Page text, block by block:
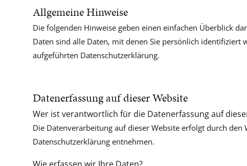
Allgemeine Hinweise
Die folgenden Hinweise geben einen einfachen Überblick
Daten sind alle Daten, mit denen Sie persönlich
aufgeführten Datenschutzerklärung.
Datenerfassung auf dieser Website
Wer ist verantwortlich für die Datenerfassung auf
Die Datenverarbeitung auf dieser Website erfolgt durch
Datenschutzerklärung entnehmen.